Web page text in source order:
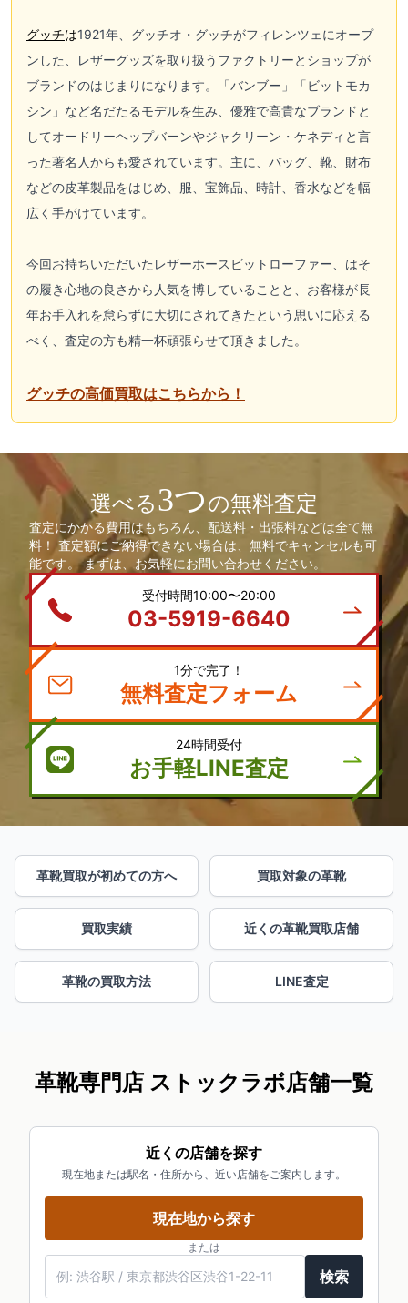
グッチは1921年、グッチオ・グッチがフィレンツェにオープ
ンした、レザーグッズを取り扱うファクトリーとショップが
ブランドのはじまりになります。「バンブー」「ビットモカ
シン」など名だたるモデルを生み、優雅で高貴なブランドと
してオードリーヘップバーンやジャクリーン・ケネディと言
った著名人からも愛されています。主に、バッグ、靴、財布
などの皮革製品をはじめ、服、宝飾品、時計、香水などを幅
広く手がけています。
今回お持ちいただいたレザーホースビットローファー、はそ
の履き心地の良さから人気を博していることと、お客様が長
年お手入れを怠らずに大切にされてきたという思いに応える
べく、査定の方も精一杯頑張らせて頂きました。
グッチの高価買取はこちらから！
選べる3つの無料査定
査定にかかる費用はもちろん、配送料・出張料などは全て無
料！ 査定額にご納得できない場合は、無料でキャンセルも可
能です。 まずは、お気軽にお問い合わせください。
受付時間10:00〜20:00
03-5919-6640
1分で完了！
無料査定フォーム
24時間受付
お手軽LINE査定
革靴買取が初めての方へ 買取対象の革靴
買取実績 近くの革靴買取店舗
革靴の買取方法 LINE査定
革靴専門店 ストックラボ店舗一覧
近くの店舗を探す
現在地または駅名・住所から、近い店舗をご案内します。
現在地から探す
または
検索